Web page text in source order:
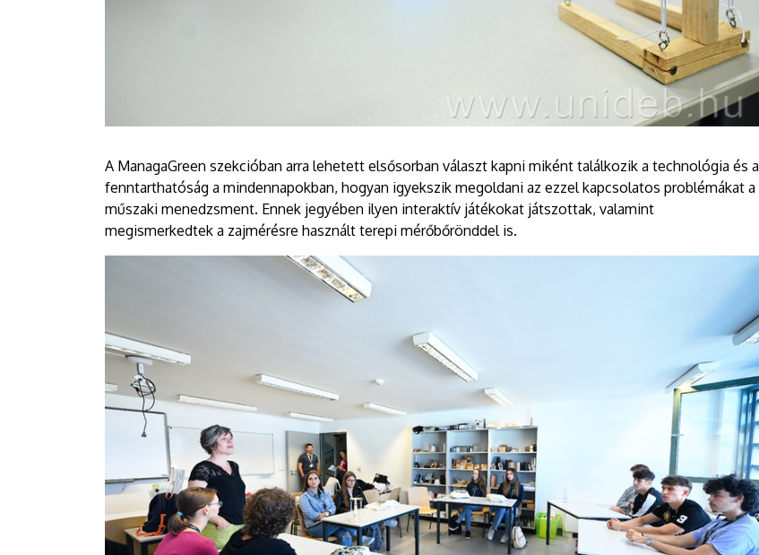
A ManagaGreen szekcióban arra lehetett elsősorban választ kapni miként találkozik a technológia és a
fenntarthatóság a mindennapokban, hogyan igyekszik megoldani az ezzel kapcsolatos problémákat a
műszaki menedzsment. Ennek jegyében ilyen interaktív játékokat játszottak, valamint
megismerkedtek a zajmérésre használt terepi mérőbőrönddel is.